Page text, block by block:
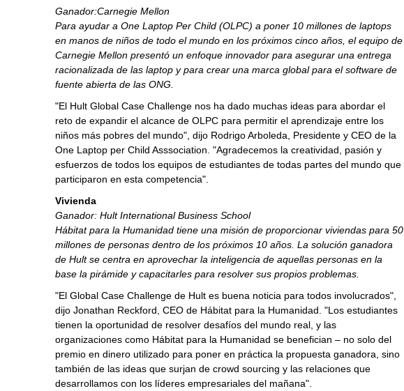
Ganador:Carnegie Mellon
Para ayudar a One Laptop Per Child (OLPC) a poner 10 millones de laptops
en manos de niños de todo el mundo en los próximos cinco años, el equipo de
Carnegie Mellonpresentó un enfoque innovador para asegurar una entrega
racionalizada de las laptop y para crear una marca global para el software de
fuente abierta de las ONG.
"El Hult Global Case Challenge nos ha dado muchas ideas para abordar el
reto de expandir el alcance de OLPC para permitir el aprendizaje entre los
niños más pobres del mundo", dijo Rodrigo Arboleda , Presidente y CEO de la
One Laptop per Child Asssociation. "Agradecemos la creatividad, pasión y
esfuerzos de todos los equipos de estudiantes de todas partes del mundo que
participaron en esta competencia".
Vivienda
Ganador: Hult International Business School
Hábitat para la Humanidad tiene una misión de proporcionar viviendas para 50
millones de personas dentro de los próximos 10 años. La solución ganadora
de Hult se centra en aprovechar la inteligencia de aquellas personas en la
base la pirámide y capacitarles para resolver sus propios problemas.
"El Global Case Challenge de Hult es buena noticia para todos involucrados",
dijo Jonathan Reckford , CEO de Hábitat para la Humanidad. "Los estudiantes
tienen la oportunidad de resolver desafíos del mundo real, y las
organizaciones como Hábitat para la Humanidad se benefician – no solo del
premio en dinero utilizado para poner en práctica la propuesta ganadora, sino
también de las ideas que surjan de crowd sourcing y las relaciones que
desarrollamos con los líderes empresariales del mañana".